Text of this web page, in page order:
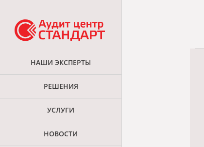
НАШИ ЭКСПЕРТЫ
РЕШЕНИЯ
УСЛУГИ
НОВОСТИ